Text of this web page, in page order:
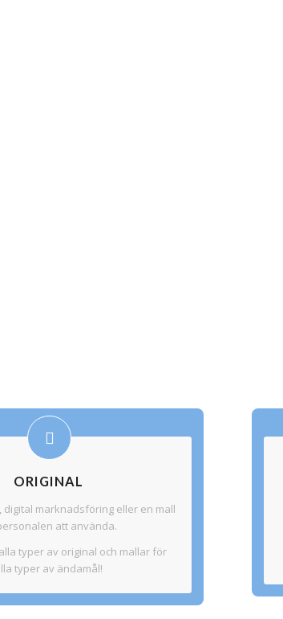
ORIGINAL
digital marknadsföring eller en mall
att använda.
typer av original och mallar för
typer av ändamål!